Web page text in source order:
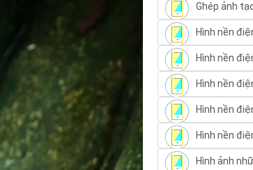
Ghép ảnh
Hình nền
Hình nền
Hình nền
Hình nền
Hình nền
Hình ảnh